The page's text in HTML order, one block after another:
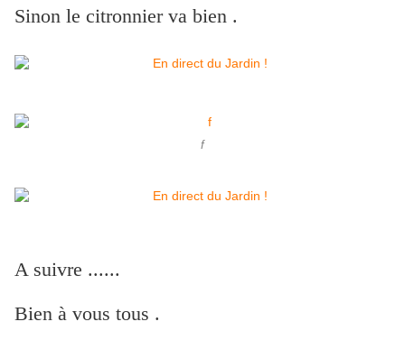
Sinon le citronnier va bien .
f
A suivre ......
Bien à vous tous .